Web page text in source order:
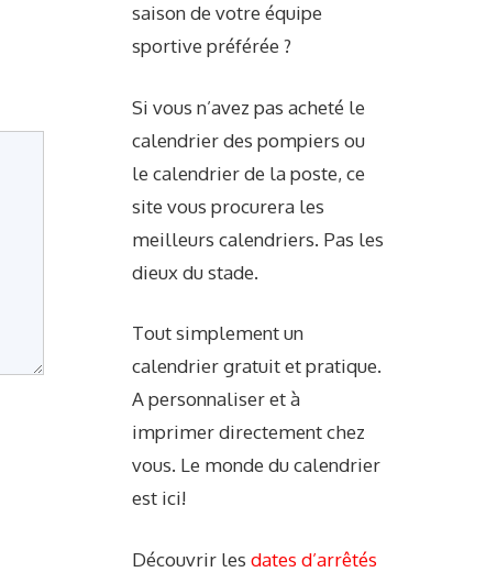
saison de votre équipe
sportive préférée ?
Si vous n’avez pas acheté le
calendrier des pompiers ou
le calendrier de la poste, ce
site vous procurera les
meilleurs calendriers. Pas les
dieux du stade.
Tout simplement un
calendrier gratuit et pratique.
A personnaliser et à
imprimer directement chez
vous. Le monde du calendrier
est ici!
Découvrir les dates d’arrêtés